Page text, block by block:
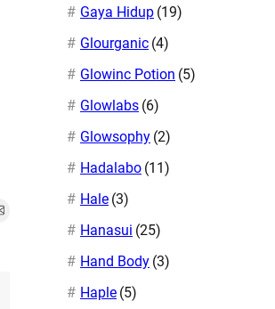
Gaya Hidup (19)
Glourganic (4)
Glowinc Potion (5)
Glowlabs (6)
Glowsophy (2)
Hadalabo (11)
Hale (3)
Hanasui (25)
Hand Body (3)
Haple (5)